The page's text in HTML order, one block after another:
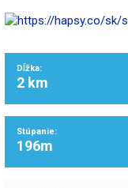
Dĺžka:
2 km
Stúpanie:
196m